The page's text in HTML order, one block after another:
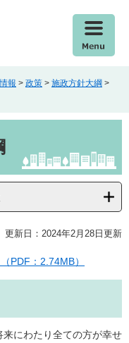
報 > 政策 > 施政方針大綱 >
更新日：2024年2月28日更新
PDF：2.74MB）
にわたり全ての方が幸せ